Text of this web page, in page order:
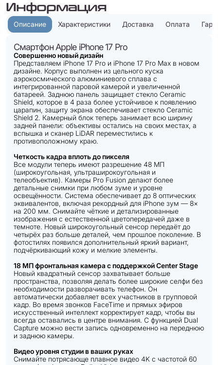
Информация
Описание Характеристики Доставка Оплата
Смартфон Apple iPhone 17 Pro
Совершенно новый дизайн
Представляем iPhone 17 Pro и iPhone 17 Pro Max в новом
дизайне. Корпус выполнен из цельного куска
аэрокосмического алюминиевого сплава с
интегрированной паровой камерой и увеличенной
батареей. Заднюю панель защищает стекло Ceramic
Shield, которое в 4 раза более устойчивое к появлению
царапин, защиту экрана обеспечивает стекло Ceramic
Shield 2. Камерный блок теперь занимает всю ширину
задней панели: объективы остались на своих местах, а
вспышка и сканер LiDAR переместились к
противоположному краю.
Четкость кадра вплоть до пикселя
Все модули теперь имеют разрешение 48 МП
(широкоугольная, ультраширокоугольная и
телеобъектив). Камеры Pro Fusion делают более
детальные снимки при любом зуме и уровне
освещённости. Система обеспечивает до 8 оптических
эквивалентов, включая рекордный для iPhone зум — 8×
на 200 мм. Снимайте чёткие и детализированные
изображения с естественной цветопередачей даже в
темноте. Новый широкоугольный сенсор передаёт до
четырёх раз больше деталей, чем прошлое поколение. В
фотостилях появился дополнительный яркий вариант,
подчёркивающий кожу и мелкие элементы.
18 МП фронтальная камера с поддержкой Center Stage
Новый квадратный сенсор захватывает больше
пространства, позволяя делать более широкие селфи без
необходимости разворачивать телефон. Он
автоматически добавляет всех участников в групповой
кадр. Во время звонков FaceTime и прямых эфиров
искусственный интеллект корректирует кадр, чтобы вы
всегда оставались в центре внимания. С функцией Dual
Capture можно вести запись одновременно на переднюю
и заднюю камеры.
Видео уровня студии в ваших руках
Снимайте потрясающе плавное видео 4K с частотой 60